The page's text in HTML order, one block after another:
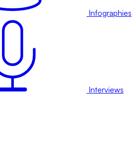
Infographies
Interviews